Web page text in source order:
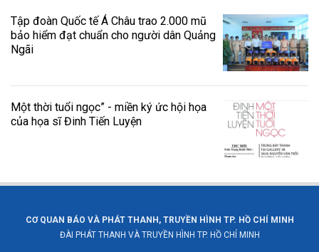
Tập đoàn Quốc tế Á Châu trao 2.000 mũ
bảo hiểm đạt chuẩn cho người dân Quảng
Ngãi
Một thời tuổi ngọc” - miền ký ức hội họa
của họa sĩ Đinh Tiến Luyện
CƠ QUAN BÁO VÀ PHÁT THANH, TRUYỀN HÌNH TP. HỒ CHÍ MINH
ĐÀI PHÁT THANH VÀ TRUYỀN HÌNH TP. HỒ CHÍ MINH